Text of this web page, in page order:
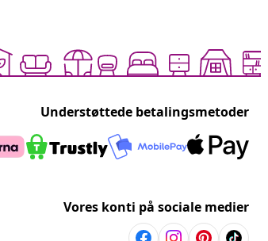
Handl per rum
Udforsk rabatter